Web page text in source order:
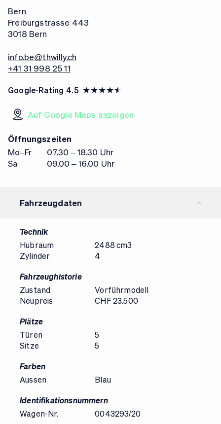
Bern
Freiburgstrasse 443
3018 Bern
info.be@thwilly.ch
+41 31 998 25 11
Google-Rating 4.5
Auf Google Maps anzeigen
Öffnungszeiten
Mo–Fr
07.30 – 18.30 Uhr
Sa
09.00 – 16.00 Uhr
Fahrzeugdaten
Technik
Hubraum
2488 cm3
Zylinder
4
Fahrzeughistorie
Zustand
Vorführmodell
Neupreis
CHF 23.500
Plätze
Türen
5
Sitze
5
Farben
Aussen
Blau
Identifikationsnummern
Wagen-Nr.
0043293/20